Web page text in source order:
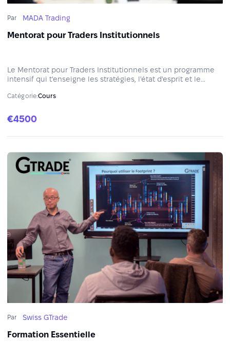
Par MADA Trading
Mentorat pour Traders Institutionnels
Le Mentorat pour Traders Institutionnels est un programme
intensif qui t'enseigne les stratégies, l'état d'esprit et le
accompagnement structuré, sessions en direct et
Catégorie:Cours
€4500
Par Swiss GTrade
Formation Essentielle